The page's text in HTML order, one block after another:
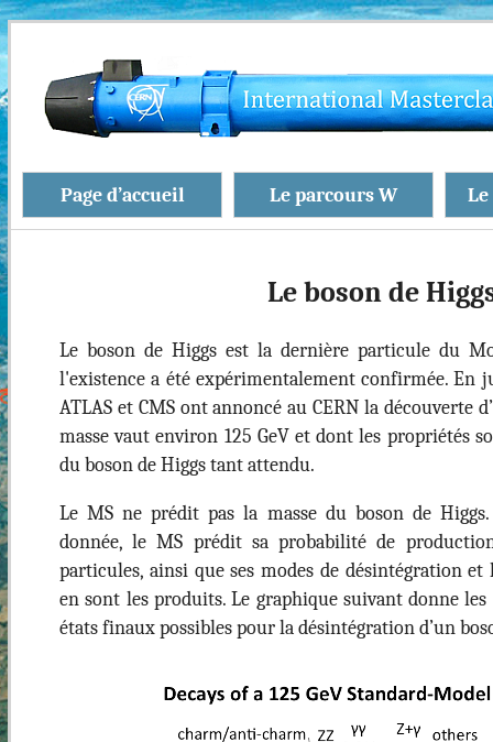
Page d’accueil Le parcours W Le
Le boson de
Le boson de Higgs est la dernière particule du
l'existence a été expérimentalement confirmée. En
ATLAS et CMS ont annoncé au CERN la découverte
masse vaut environ 125 GeV et dont les propriétés
du boson de Higgs tant attendu.
Le MS ne prédit pas la masse du boson de
donnée, le MS prédit sa probabilité de
particules, ainsi que ses modes de désintégration
en sont les produits. Le graphique suivant donne
états finaux possibles pour la désintégration d’un